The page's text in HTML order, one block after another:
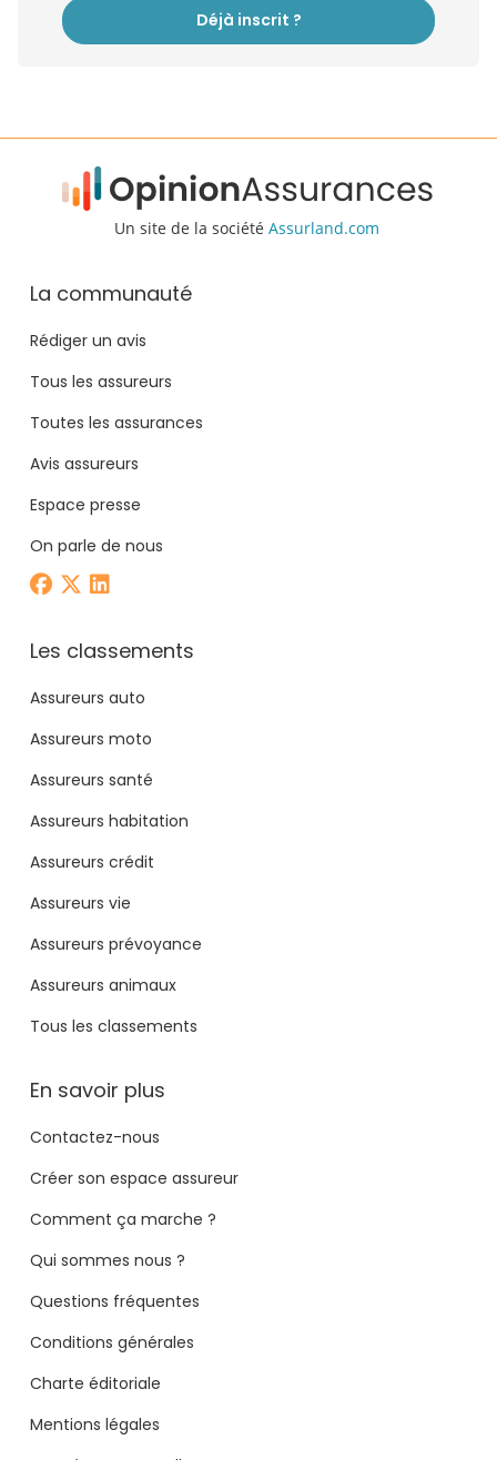
Déjà inscrit ?
Un site de la société Assurland.com
La communauté
Rédiger un avis
Tous les assureurs
Toutes les assurances
Avis assureurs
Espace presse
On parle de nous
Les classements
Assureurs auto
Assureurs moto
Assureurs santé
Assureurs habitation
Assureurs crédit
Assureurs vie
Assureurs prévoyance
Assureurs animaux
Tous les classements
En savoir plus
Contactez-nous
Créer son espace assureur
Comment ça marche ?
Qui sommes nous ?
Questions fréquentes
Conditions générales
Charte éditoriale
Mentions légales